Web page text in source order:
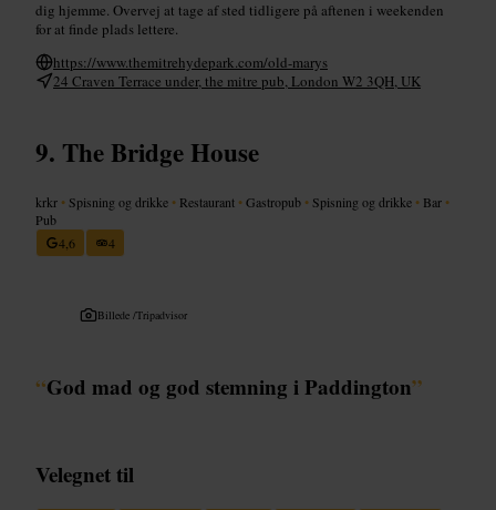
dig hjemme. Overvej at tage af sted tidligere på aftenen i weekenden
for at finde plads lettere.
https://www.themitrehydepark.com/old-marys
24 Craven Terrace under, the mitre pub, London W2 3QH, UK
The Bridge House
krkr • Spisning og drikke • Restaurant •Gastropub • Spisning og drikke • Bar •
Pub
4,6
4
Billede /Tripadvisor
“God mad og god stemning i Paddington”
Velegnet til